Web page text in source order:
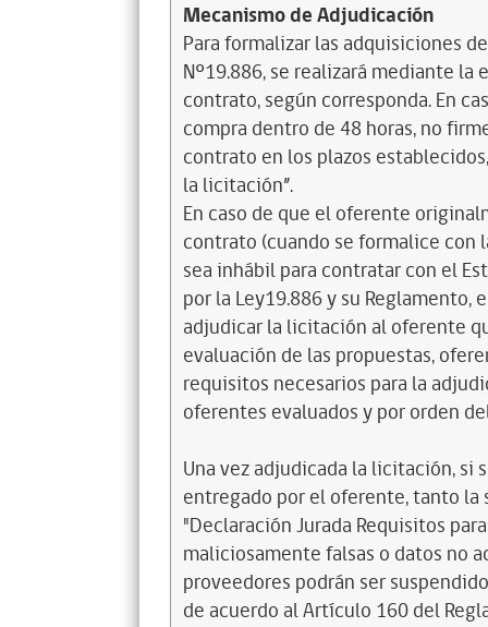
Mecanismo de Adjudicación
Para formalizar las adquisiciones
Nº19.886, se realizará mediante
contrato, según corresponda. En
compra dentro de 48 horas, no
contrato en los plazos
la licitación”.
En caso de que el oferente
contrato (cuando se formalice con
sea inhábil para contratar con el
por la Ley19.886 y su Reglamento,
adjudicar la licitación al oferente
evaluación de las propuestas,
requisitos necesarios para la
oferentes evaluados y por orden
Una vez adjudicada la licitación, si
entregado por el oferente, tanto la
"Declaración Jurada Requisitos
maliciosamente falsas o datos no
proveedores podrán ser
de acuerdo al Artículo 160 del